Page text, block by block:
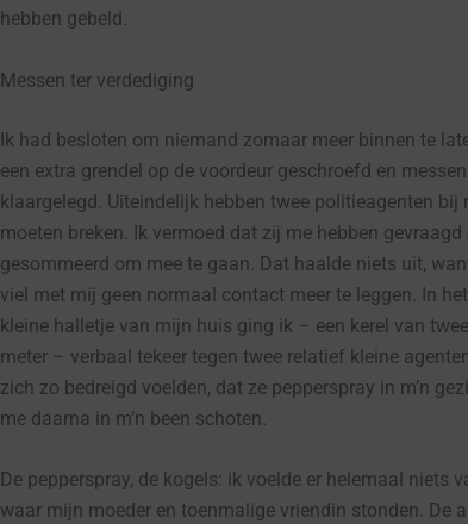
hebben gebeld.
Messen ter verdediging
Ik had besloten om niemand zomaar meer binnen te
een extra grendel op de voordeur geschroefd en messen
klaargelegd. Uiteindelijk hebben twee politieagenten bij
moeten breken. Ik vermoed dat zij me hebben gevraagd
gesommeerd om mee te gaan. Dat haalde niets uit,
viel met mij geen normaal contact meer te leggen. In het
kleine halletje van mijn huis ging ik – een kerel van twee
meter – verbaal tekeer tegen twee relatief kleine
zich zo bedreigd voelden, dat ze pepperspray in m’n
me daarna in m’n been schoten.
De pepperspray, de kogels: ik voelde er helemaal niets
waar mijn moeder en toenmalige vriendin stonden. De